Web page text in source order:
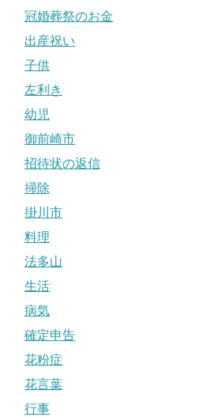
冠婚葬祭のお金
出産祝い
子供
左利き
幼児
御前崎市
招待状の返信
掃除
掛川市
料理
法多山
生活
病気
確定申告
花粉症
花言葉
行事